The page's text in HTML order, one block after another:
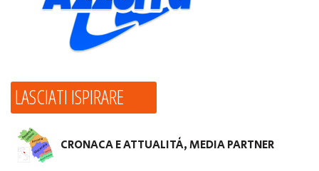
LASCIATI ISPIRARE
CRONACA E ATTUALITÀ, MEDIA PARTNER